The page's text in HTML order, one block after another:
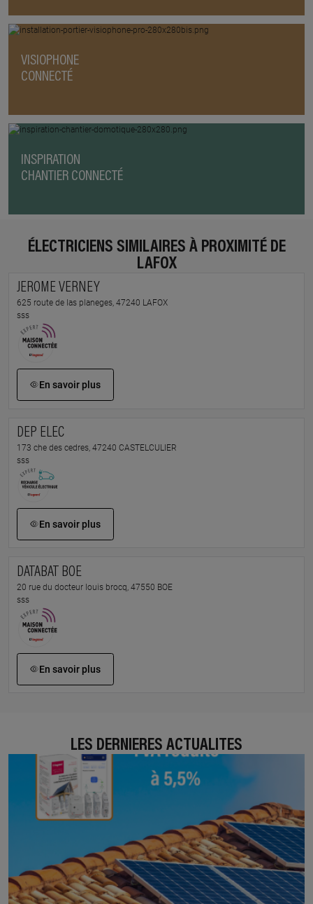
VISIOPHONE
CONNECTÉ
INSPIRATION
CHANTIER CONNECTÉ
ÉLECTRICIENS SIMILAIRES À PROXIMITÉ DE
LAFOX
JEROME VERNEY
625 route de las planeges, 47240 LAFOX
sss
En savoir plus
DEP ELEC
173 che des cedres, 47240 CASTELCULIER
sss
En savoir plus
DATABAT BOE
20 rue du docteur louis brocq, 47550 BOE
sss
En savoir plus
LES DERNIÈRES ACTUALITÉS